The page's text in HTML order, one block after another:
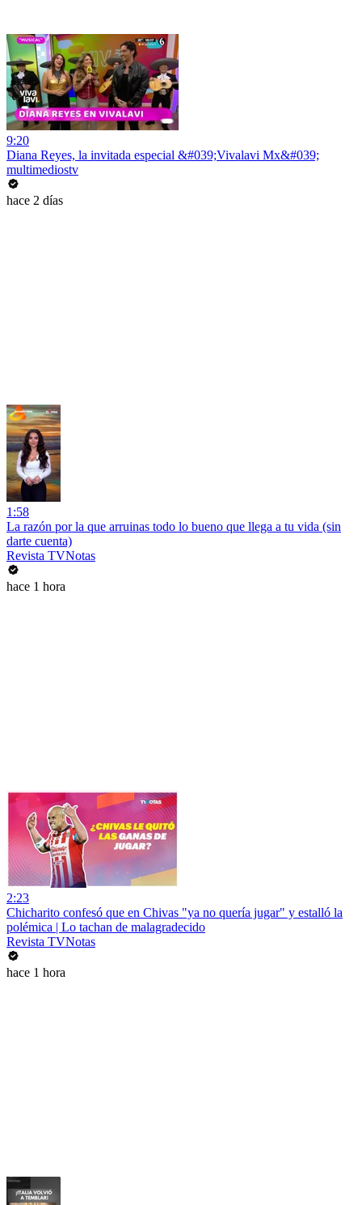
9:20
Diana Reyes, la invitada especial &#039;Vivalavi Mx&#039;
multimediostv
hace 2 días
1:58
La razón por la que arruinas todo lo bueno que llega a tu vida (sin
darte cuenta)
Revista TVNotas
hace 1 hora
2:23
Chicharito confesó que en Chivas "ya no quería jugar" y estalló la
polémica | Lo tachan de malagradecido
Revista TVNotas
hace 1 hora